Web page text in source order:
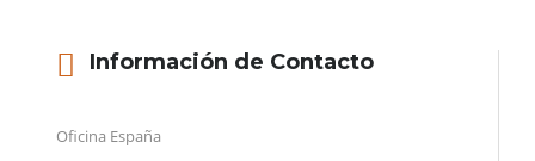
Información de Contacto
Oficina España